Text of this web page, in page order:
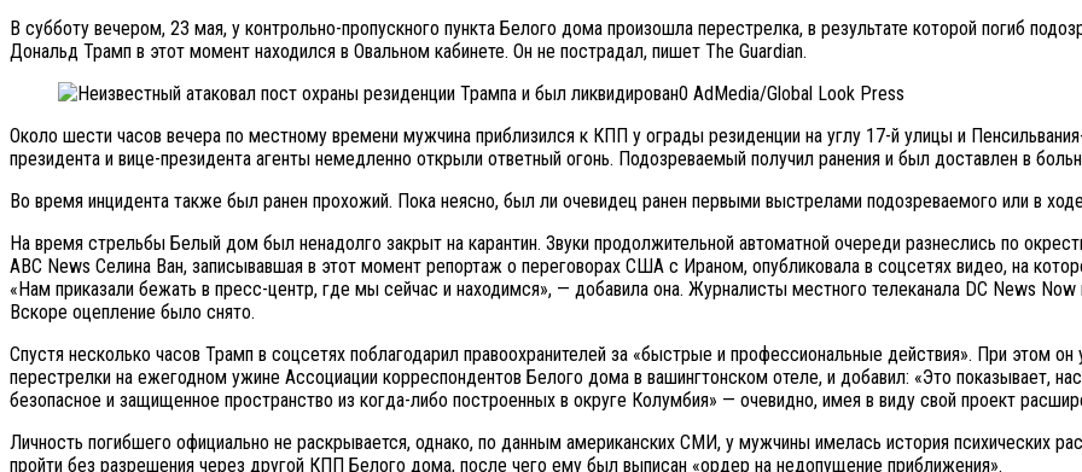
В субботу вечером, 23 мая, у контрольно-пропускного пункта Белого дома произошла перестрелка, в результате которой погиб
Дональд Трамп в этот момент находился в Овальном кабинете. Он не пострадал, пишет The Guardian.
AdMedia/Global Look Press
Около шести часов вечера по местному времени мужчина приблизился к КПП у ограды резиденции на углу 17-й улицы и
президента и вице-президента агенты немедленно открыли ответный огонь. Подозреваемый получил ранения и был доставлен в
Во время инцидента также был ранен прохожий. Пока неясно, был ли очевидец ранен первыми выстрелами подозреваемого или в
На время стрельбы Белый дом был ненадолго закрыт на карантин. Звуки продолжительной автоматной очереди разнеслись по
ABC News Селина Ван, записывавшая в этот момент репортаж о переговорах США с Ираном, опубликовала в соцсетях видео, на
«Нам приказали бежать в пресс-центр, где мы сейчас и находимся», — добавила она. Журналисты местного телеканала DC News
Вскоре оцепление было снято.
Спустя несколько часов Трамп в соцсетях поблагодарил правоохранителей за «быстрые и профессиональные действия». При этом
перестрелки на ежегодном ужине Ассоциации корреспондентов Белого дома в вашингтонском отеле, и добавил: «Это показывает,
безопасное и защищенное пространство из когда-либо построенных в округе Колумбия» — очевидно, имея в виду свой проект
Личность погибшего официально не раскрывается, однако, по данным американских СМИ, у мужчины имелась история психических
пройти без разрешения через другой КПП Белого дома, после чего ему был выписан «ордер на недопущение приближения».